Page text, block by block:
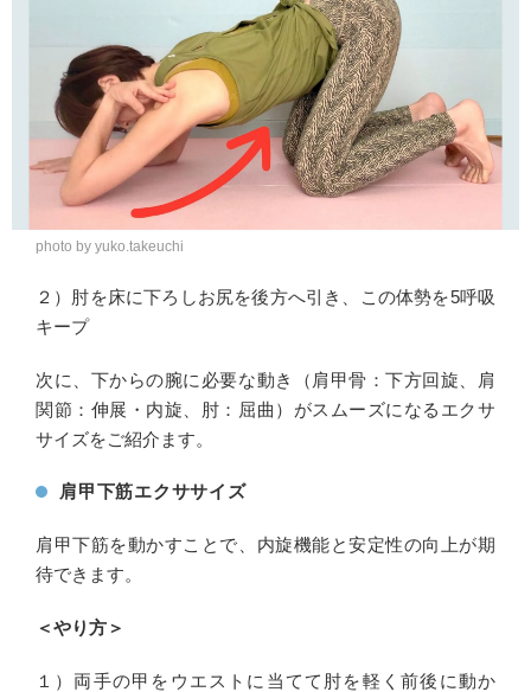
photo by yuko.takeuchi
２）肘を床に下ろしお尻を後方へ引き、この体勢を5呼吸
キープ
次に、下からの腕に必要な動き（肩甲骨：下方回旋、肩
関節：伸展・内旋、肘：屈曲）がスムーズになるエクサ
サイズをご紹介ます。
肩甲下筋エクササイズ
肩甲下筋を動かすことで、内旋機能と安定性の向上が期
待できます。
＜やり方＞
１）両手の甲をウエストに当てて肘を軽く前後に動か